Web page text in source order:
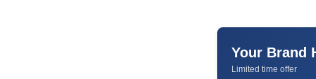
Your Brand
Limited time offer